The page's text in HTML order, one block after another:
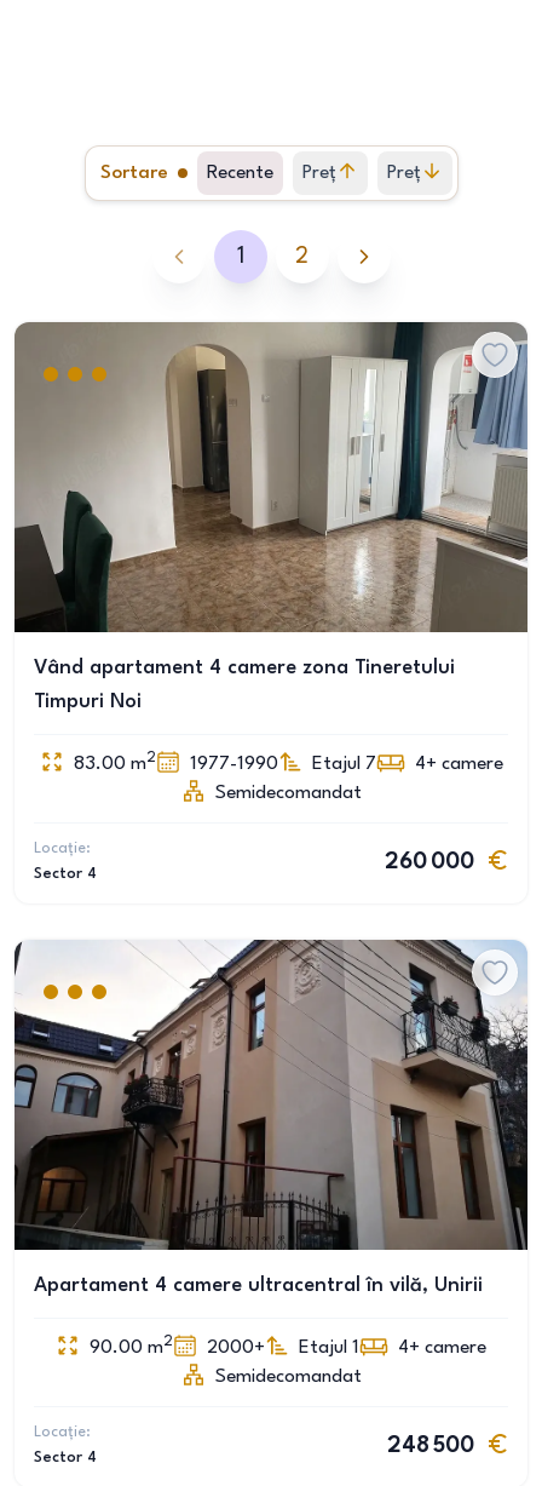
Sortare Recente Preț
crescător
Preț
descrescător
1 2
Vând apartament 4 camere zona Tineretului
Timpuri Noi
83.00 m2 1977-1990 Etajul 7 4+ camere
Semidecomandat
Locație:
Sector 4
260 000
Apartament 4 camere ultracentral în vilă, Unirii
90.00 m2 2000+ Etajul 1 4+ camere
Semidecomandat
Locație:
Sector 4
248 500